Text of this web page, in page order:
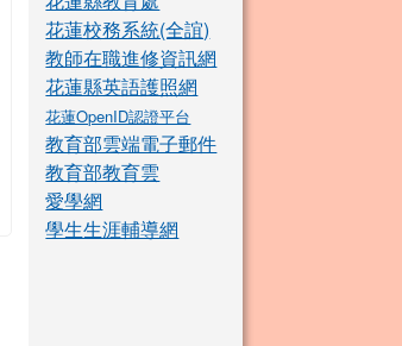
花蓮校務系統(全誼)
教師在職進修資訊網
花蓮縣英語護照網
花蓮OpenID認證平台
教育部雲端電子郵件
教育部教育雲
愛學網
學生生涯輔導網